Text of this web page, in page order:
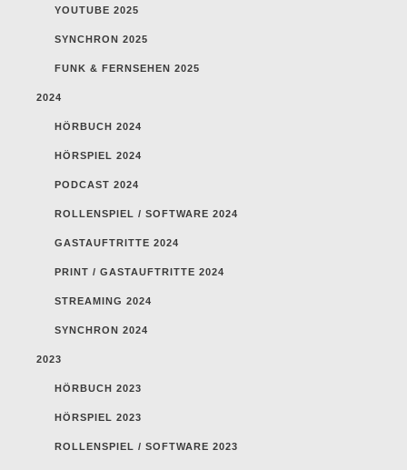
YOUTUBE 2025
SYNCHRON 2025
FUNK & FERNSEHEN 2025
2024
HÖRBUCH 2024
HÖRSPIEL 2024
PODCAST 2024
ROLLENSPIEL / SOFTWARE 2024
GASTAUFTRITTE 2024
PRINT / GASTAUFTRITTE 2024
STREAMING 2024
SYNCHRON 2024
2023
HÖRBUCH 2023
HÖRSPIEL 2023
ROLLENSPIEL / SOFTWARE 2023